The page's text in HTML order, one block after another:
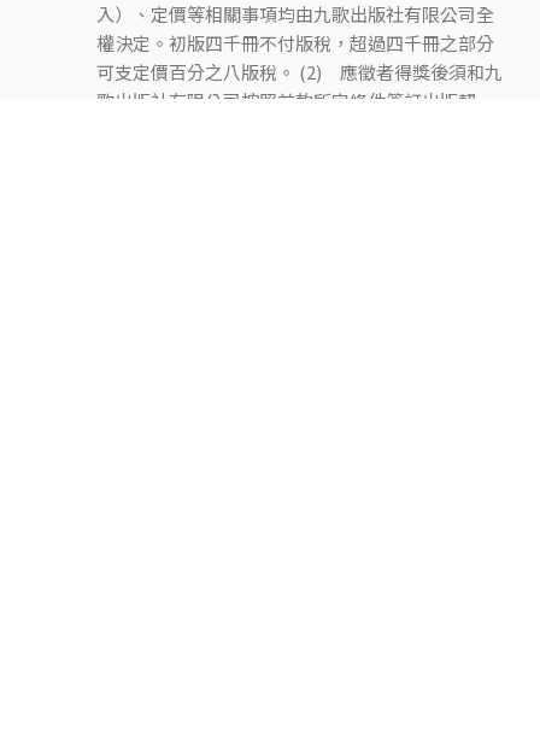
入）、定價等相關事項均由九歌出版社有限公司全
權決定。初版四千冊不付版稅，超過四千冊之部分
可支定價百分之八版稅。 (2) 應徵者得獎後須和九
歌出版社有限公司按照前款所定條件簽訂出版契